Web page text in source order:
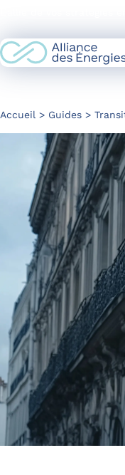
Content
Accueil Guides